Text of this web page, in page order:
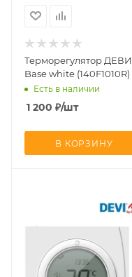
Терморегулятор ДЕВИ
Base white (140F1010R)
Есть в наличии
1 200 ₽/шт
В КОРЗИНУ